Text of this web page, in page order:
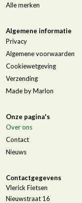
Alle merken
Algemene informatie
Privacy
Algemene voorwaarden
Cookiewetgeving
Verzending
Made by Marlon
Onze pagina's
Over ons
Contact
Nieuws
Contactgegevens
Vlerick Fietsen
Nieuwstraat 16